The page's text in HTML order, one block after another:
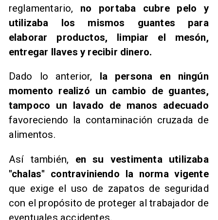
reglamentario, no portaba cubre pelo y
utilizaba los mismos guantes para
elaborar productos, limpiar el mesón,
entregar llaves y recibir dinero.
Dado lo anterior, la persona en ningún
momento realizó un cambio de guantes,
tampoco un lavado de manos adecuado
favoreciendo la contaminación cruzada de
alimentos.
Así también, en su vestimenta utilizaba
"chalas" contraviniendo la norma vigente
que exige el uso de zapatos de seguridad
con el propósito de proteger al trabajador de
eventuales accidentes.